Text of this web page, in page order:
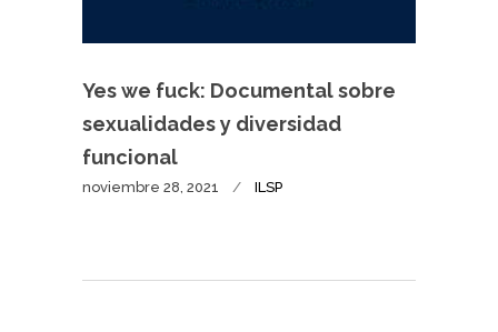
Yes we fuck: Documental sobre
sexualidades y diversidad
funcional
noviembre 28, 2021 ILSP